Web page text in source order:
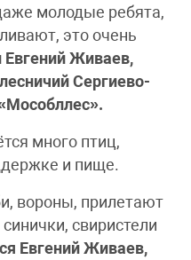
молодые ребята,
это очень
Евгений Живаев,
Сергиево-
много птиц,
и пище.
вороны, прилетают
свиристели
Евгений Живаев,